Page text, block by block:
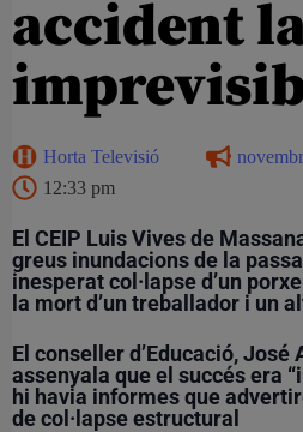
accident
Horta Televisió
12:33 pm
El CEIP Luis Vives de
greus inundacions de la
inesperat col·lapse d’un
la mort d’un treballador i un
El conseller d’Educació, José
assenyala que el succés era
hi havia informes que
de col·lapse estructural